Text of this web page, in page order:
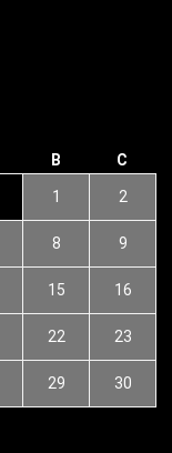
B C
1 2
8 9
15 16
22 23
29 30